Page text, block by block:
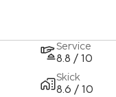
Service
8.8 / 10
Skick
8.6 / 10